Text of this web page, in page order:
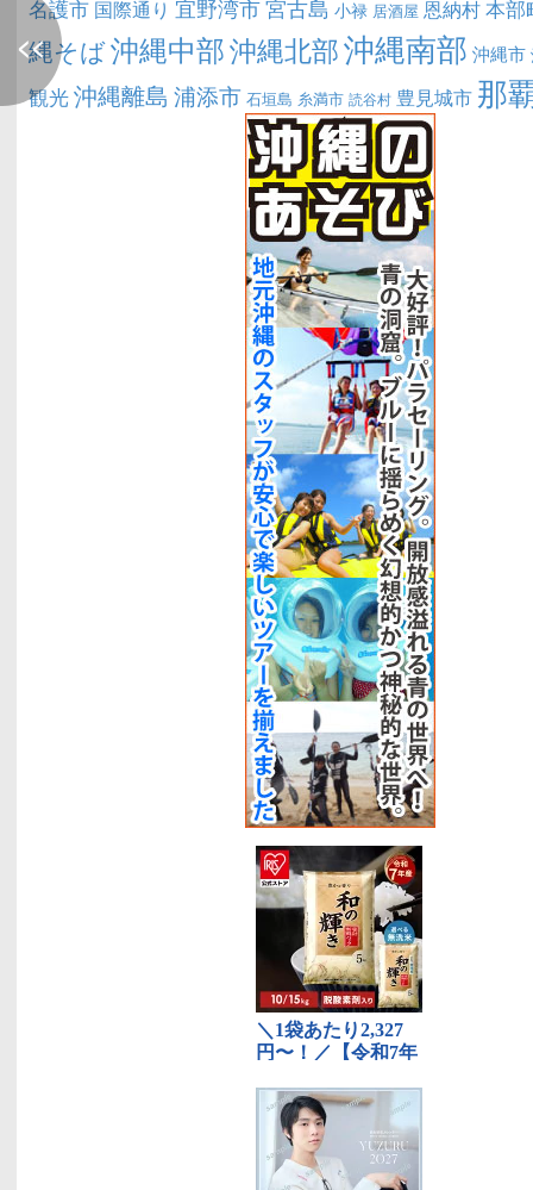
名護市 国際通り 宜野湾市宮古島 小禄 居酒屋 恩納村本部
縄そば沖縄中部沖縄北部沖縄南部 沖縄市
観光沖縄離島 浦添市 石垣島 糸満市 読谷村 豊見城市 那
<<